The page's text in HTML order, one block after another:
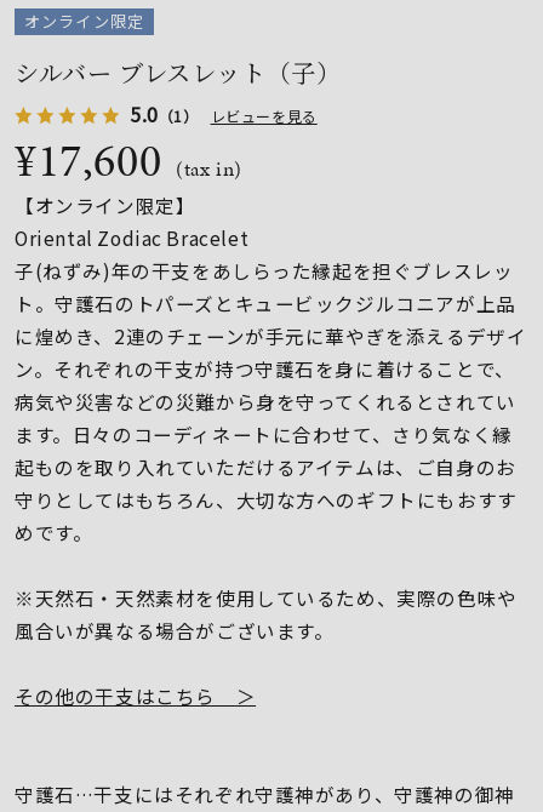
石の色
ファッションテイス
ト
着用シーン
コレクション
レディース
リングサイズ
～
メンズ
リングサイズ
価格 ¥0
在庫 在庫ありのみ
オンライン限定
シルバー ブレスレット（子）
5.0 （1） レビューを見る
¥17,600 (tax in)
【オンライン限定】
Oriental Zodiac Bracelet
子(ねずみ)年の干支をあしらった縁起を担ぐブレスレッ
ト。守護石のトパーズとキュービックジルコニアが上品
に煌めき、2連のチェーンが手元に華やぎを添えるデザイ
ン。それぞれの干支が持つ守護石を身に着けることで、
病気や災害などの災難から身を守ってくれるとされてい
ます。日々のコーディネートに合わせて、さり気なく縁
起ものを取り入れていただけるアイテムは、ご自身のお
守りとしてはもちろん、大切な方へのギフトにもおすす
めです。
※天然石・天然素材を使用しているため、実際の色味や
風合いが異なる場合がございます。
その他の干支はこちら ＞
守護石…干支にはそれぞれ守護神があり、守護神の御神